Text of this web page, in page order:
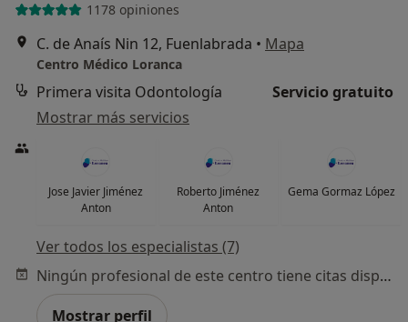
1178 opiniones
C. de Anaís Nin 12, Fuenlabrada • Mapa
Centro Médico Loranca
Primera visita Odontología
Servicio gratuito
Mostrar más servicios
Jose Javier Jiménez
Anton
Roberto Jiménez
Anton
Gema Gormaz López
Ver todos los especialistas (7)
Ningún profesional de este centro tiene citas disponibles
Mostrar perfil